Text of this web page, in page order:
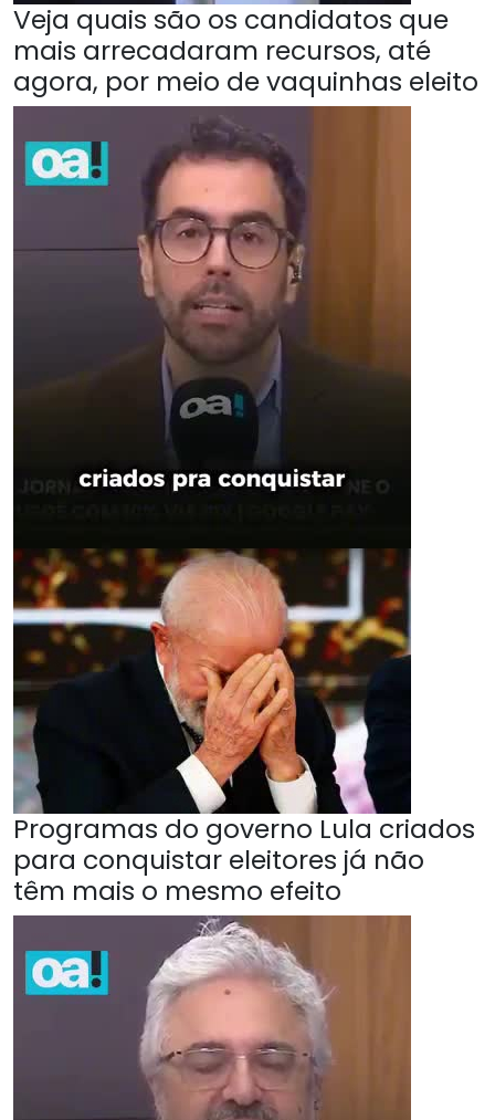
Veja quais são os candidatos que
mais arrecadaram recursos, até
agora, por meio de vaquinhas eleito
Programas do governo Lula criados
para conquistar eleitores já não
têm mais o mesmo efeito